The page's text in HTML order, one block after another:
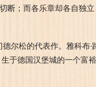
断；而各乐章却各自独
尔松的代表作。雅科布·
于德国汉堡城的一个富